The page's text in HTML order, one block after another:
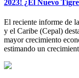
2023! ¿El Nuevo
El reciente informe de
y el Caribe (Cepal)
mayor crecimiento
estimando un